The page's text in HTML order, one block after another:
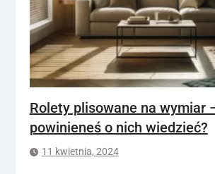
Rolety plisowane na wymiar
powinieneś o nich wiedzieć?
11 kwietnia, 2024